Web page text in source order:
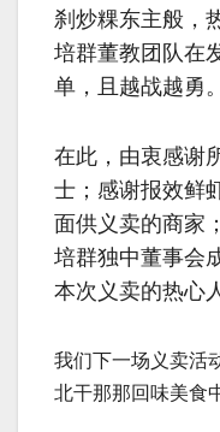
刹炒粿东主般，
培群董教团队在
单，且越战越勇。
在此，由衷感谢
士；感谢报效鲜
面供义卖的商家
培群独中董事会
本次义卖的热心
我们下一场义卖活
北干那那回味美食